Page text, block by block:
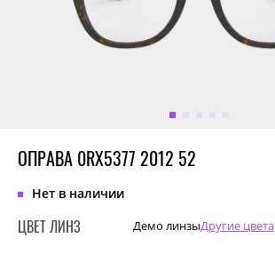
ОПРАВА 0RX5377 2012 52
Нет в наличии
ЦВЕТ ЛИНЗ Демо линзыДругие цвета